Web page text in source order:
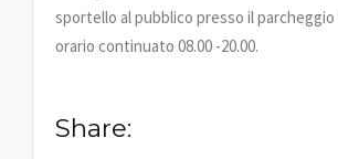
sportello al pubblico presso il parcheggio
orario continuato 08.00 -20.00.
Share: